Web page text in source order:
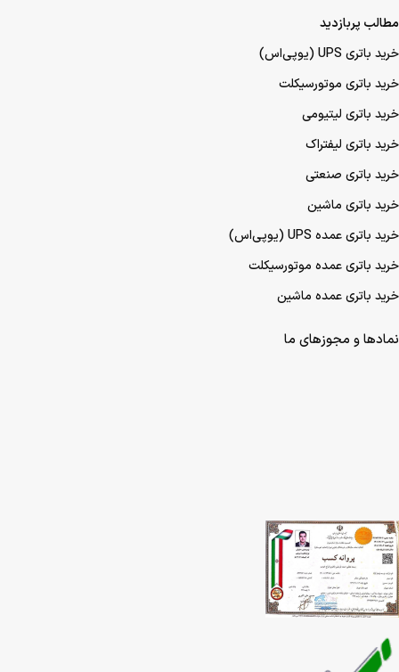
مطالب پربازدید
خرید باتری UPS (یو‌پی‌اس)
خرید باتری موتورسیکلت
خرید باتری لیتیومی
خرید باتری لیفتراک
خرید باتری صنعتی
خرید باتری ماشین
خرید باتری عمده UPS (یو‌پی‌اس)
خرید باتری عمده موتورسیکلت
خرید باتری عمده ماشین
نمادها و مجوزهای ما